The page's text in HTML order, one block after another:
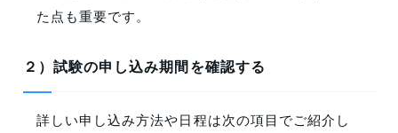
た点も重要です。
２）試験の申し込み期間を確認する
詳しい申し込み方法や日程は次の項目でご紹介し